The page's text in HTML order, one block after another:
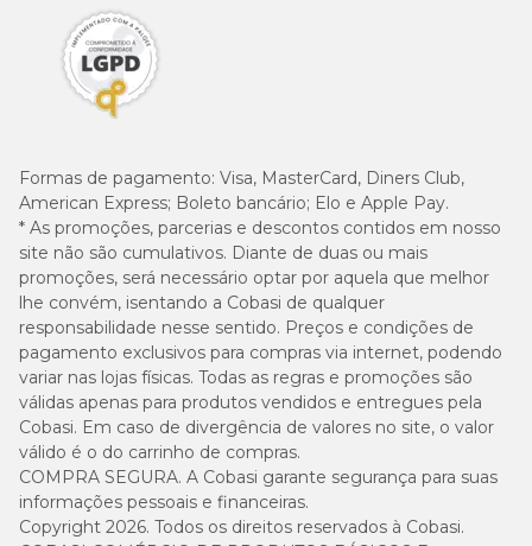
Formas de pagamento: Visa, MasterCard, Diners Club,
American Express; Boleto bancário; Elo e Apple Pay.
* As promoções, parcerias e descontos contidos em nosso
site não são cumulativos. Diante de duas ou mais
promoções, será necessário optar por aquela que melhor
lhe convém, isentando a Cobasi de qualquer
responsabilidade nesse sentido. Preços e condições de
pagamento exclusivos para compras via internet, podendo
variar nas lojas físicas. Todas as regras e promoções são
válidas apenas para produtos vendidos e entregues pela
Cobasi. Em caso de divergência de valores no site, o valor
válido é o do carrinho de compras.
COMPRA SEGURA. A Cobasi garante segurança para suas
informações pessoais e financeiras.
Copyright 2026. Todos os direitos reservados à Cobasi.